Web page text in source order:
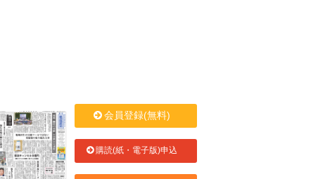
会員登録(無料)
購読(紙・電子版)申込